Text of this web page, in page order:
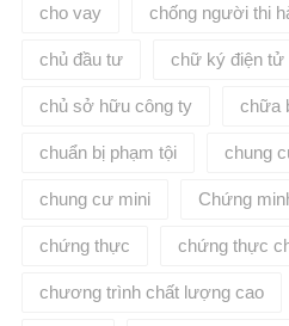
cho vay chống người thi
chủ đầu tư chữ ký điện tử
chủ sở hữu công ty chữa
chuẩn bị phạm tội chung
chung cư mini Chứng
chứng thực chứng thực
chương trình chất lượng cao